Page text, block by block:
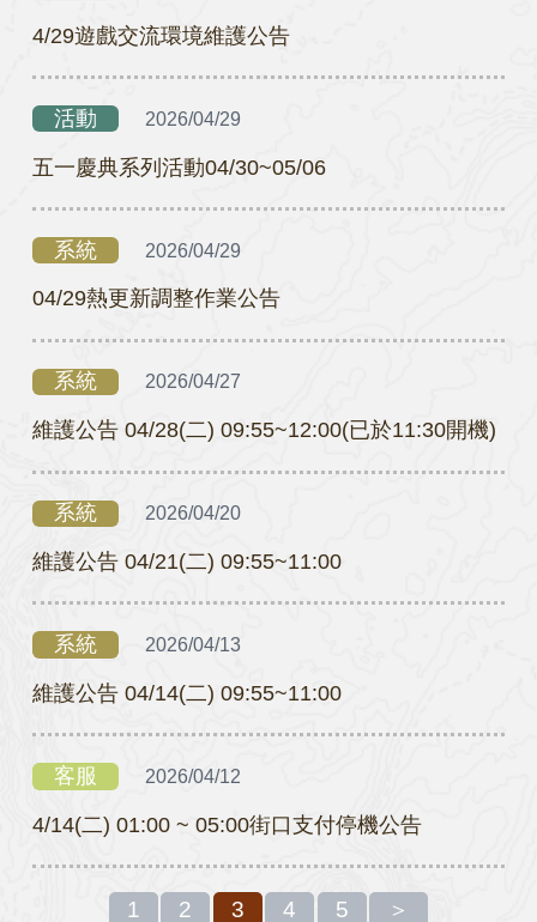
4/29遊戲交流環境維護公告
活動 2026/04/29
五一慶典系列活動04/30~05/06
系統 2026/04/29
04/29熱更新調整作業公告
系統 2026/04/27
維護公告 04/28(二) 09:55~12:00(已於11:30開機)
系統 2026/04/20
維護公告 04/21(二) 09:55~11:00
系統 2026/04/13
維護公告 04/14(二) 09:55~11:00
客服 2026/04/12
4/14(二) 01:00 ~ 05:00街口支付停機公告
1 2 3 4 5 ＞